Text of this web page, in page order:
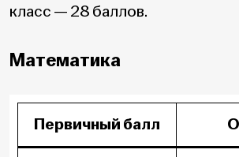
класс — 28 баллов.
Математика
Первичный балл